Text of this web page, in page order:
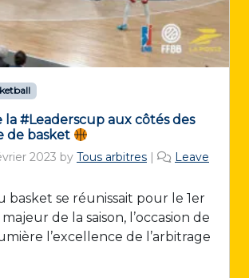
#Leaderscup aux côtés des
de basket
2023 by Tous arbitres
Leave
basket se réunissait pour le 1er
de la saison, l’occasion de
l’excellence de l’arbitrage